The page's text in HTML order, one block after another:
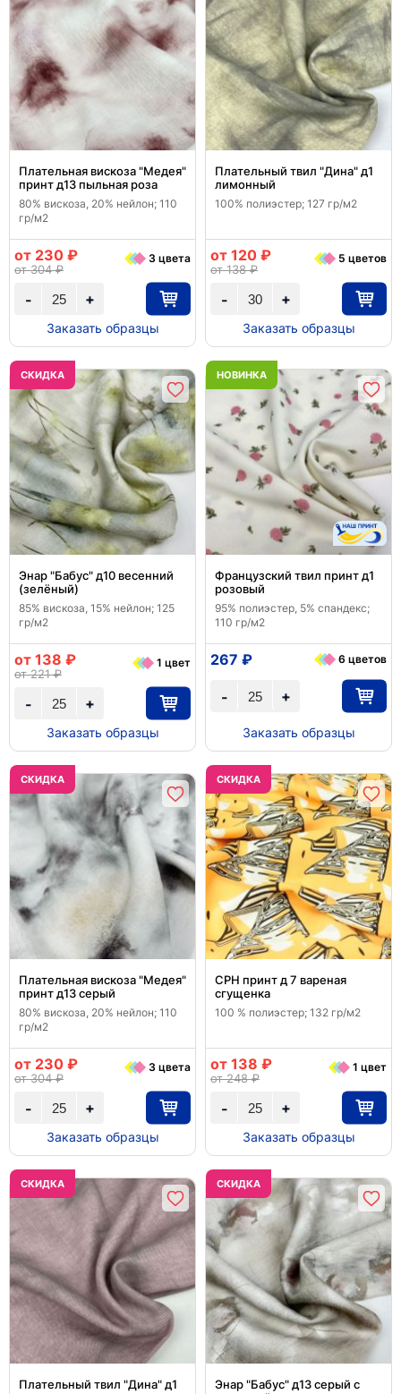
Плательная вискоза "Медея"
принт д13 пыльная роза
80% вискоза, 20% нейлон; 110
гр/м2
+
-
от 230 ₽
от 304 ₽
3 цвета
Заказать образцы
Плательный твил "Дина" д1
лимонный
100% полиэстер; 127 гр/м2
+
-
от 120 ₽
от 138 ₽
5 цветов
Заказать образцы
CКИДКА
Энар "Бабус" д10 весенний
(зелёный)
85% вискоза, 15% нейлон; 125
гр/м2
+
-
от 138 ₽
от 221 ₽
1 цвет
Заказать образцы
НОВИНКА
Французский твил принт д1
розовый
95% полиэстер, 5% спандекс;
110 гр/м2
+
-
267 ₽ 6 цветов
Заказать образцы
CКИДКА
Плательная вискоза "Медея"
принт д13 серый
80% вискоза, 20% нейлон; 110
гр/м2
+
-
от 230 ₽
от 304 ₽
3 цвета
Заказать образцы
CКИДКА
CPH принт д 7 вареная
сгущенка
100 % полиэстер; 132 гр/м2
+
-
от 138 ₽
от 248 ₽
1 цвет
Заказать образцы
CКИДКА
Плательный твил "Дина" д1
CКИДКА
Энар "Бабус" д13 серый с